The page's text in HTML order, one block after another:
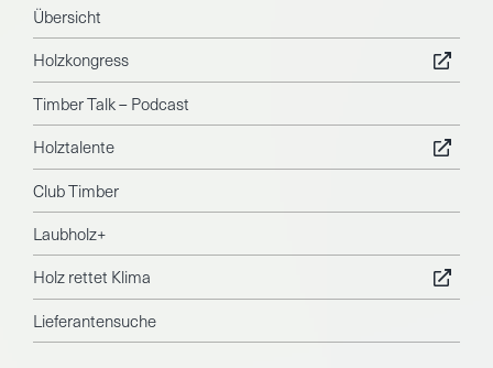
Übersicht
Holzkongress
Timber Talk – Podcast
Holztalente
Club Timber
Laubholz+
Holz rettet Klima
Lieferantensuche